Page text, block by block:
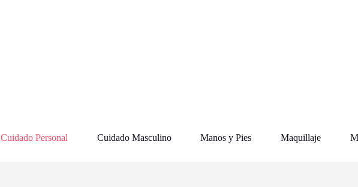
Cuidado Personal Cuidado Masculino Manos y Pies Maquillaje